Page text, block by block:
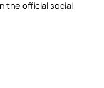
the official social